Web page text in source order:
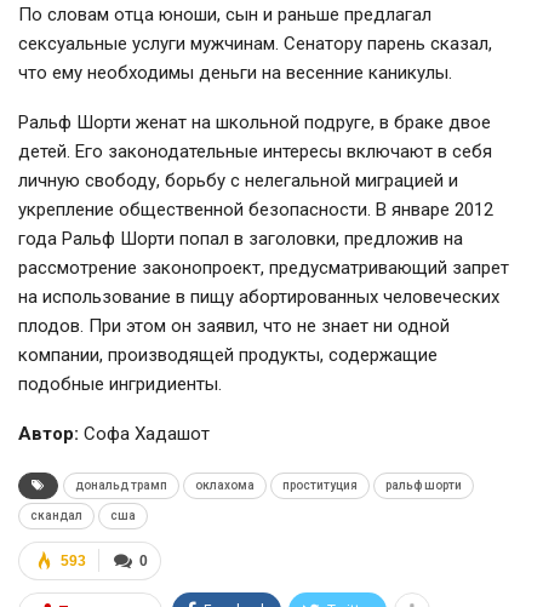
По словам отца юноши, сын и раньше предлагал
сексуальные услуги мужчинам. Сенатору парень сказал,
что ему необходимы деньги на весенние каникулы.
Ральф Шорти женат на школьной подруге, в браке двое
детей. Его законодательные интересы включают в себя
личную свободу, борьбу с нелегальной миграцией и
укрепление общественной безопасности. В январе 2012
года Ральф Шорти попал в заголовки, предложив на
рассмотрение законопроект, предусматривающий запрет
на использование в пищу абортированных человеческих
плодов. При этом он заявил, что не знает ни одной
компании, производящей продукты, содержащие
подобные ингридиенты.
Автор: Софа Хадашот
дональд трамп оклахома проституция ральф шорти
скандал сша
0
593